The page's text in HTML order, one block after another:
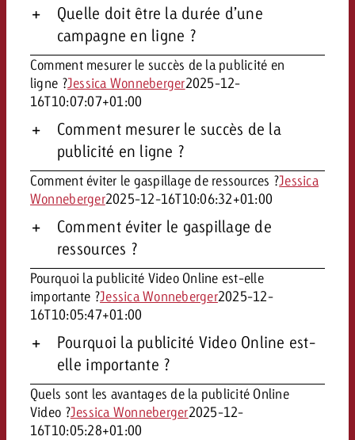
Quelle doit être la durée d’une
campagne en ligne ?
Comment mesurer le succès de la publicité en
ligne ?Jessica Wonneberger2025-12-
16T10:07:07+01:00
Comment mesurer le succès de la
publicité en ligne ?
Comment éviter le gaspillage de ressources ?Jessica
Wonneberger2025-12-16T10:06:32+01:00
Comment éviter le gaspillage de
ressources ?
Pourquoi la publicité Video Online est-elle
importante ?Jessica Wonneberger2025-12-
16T10:05:47+01:00
Pourquoi la publicité Video Online est-
elle importante ?
Quels sont les avantages de la publicité Online
Video ?Jessica Wonneberger2025-12-
16T10:05:28+01:00